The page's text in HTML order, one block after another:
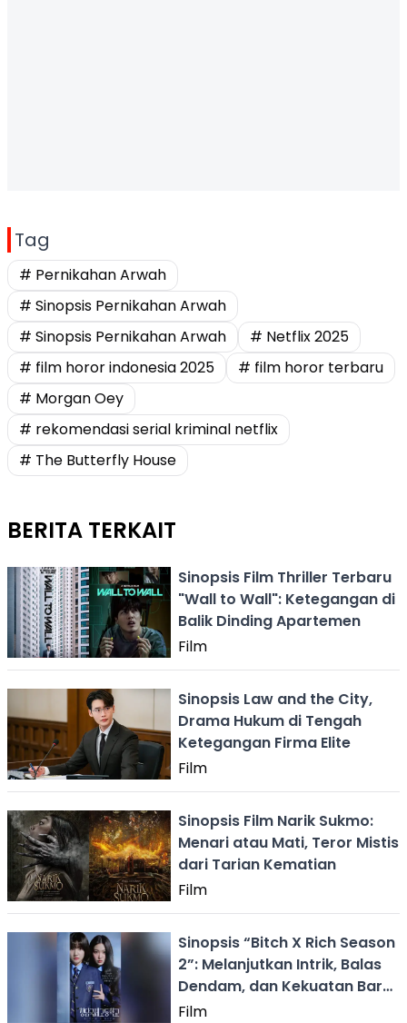
Tag
# Pernikahan Arwah
# Sinopsis Pernikahan Arwah
# Sinopsis Pernikahan Arwah
# Netflix 2025
# film horor indonesia 2025
# film horor terbaru
# Morgan Oey
# rekomendasi serial kriminal netflix
# The Butterfly House
BERITA TERKAIT
Sinopsis Film Thriller Terbaru
"Wall to Wall": Ketegangan di
Balik Dinding Apartemen
Film
Sinopsis Law and the City,
Drama Hukum di Tengah
Ketegangan Firma Elite
Film
Sinopsis Film Narik Sukmo:
Menari atau Mati, Teror Mistis
dari Tarian Kematian
Film
Sinopsis “Bitch X Rich Season
2”: Melanjutkan Intrik, Balas
Dendam, dan Kekuatan Baru
di SMA Elite
Film